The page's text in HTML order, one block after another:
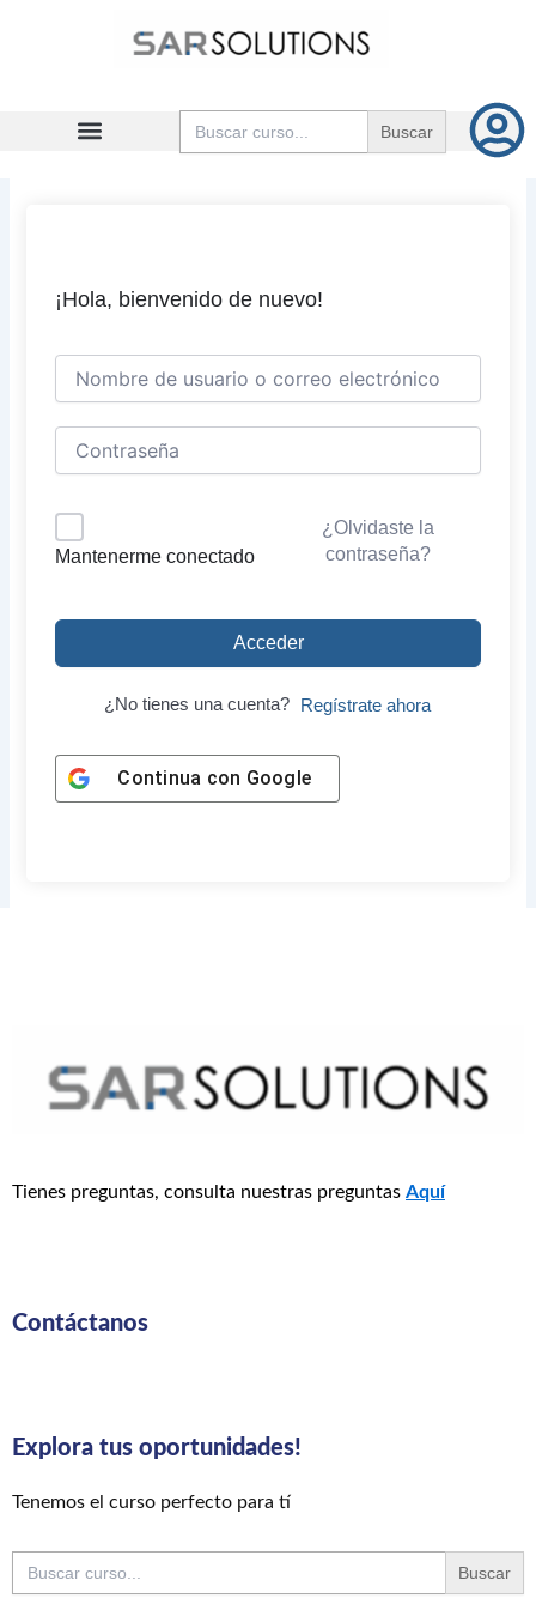
Buscar:
¡Hola, bienvenido de nuevo!
Mantenerme conectado
¿Olvidaste la
contraseña?
Acceder
¿No tienes una cuenta? Regístrate ahora
Continua con Google
Tienes preguntas, consulta nuestras preguntas Aquí
Contáctanos
Explora tus oportunidades!
Tenemos el curso perfecto para tí
Buscar: